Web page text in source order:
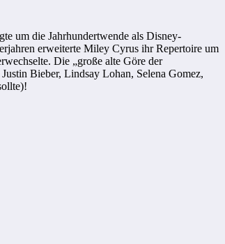
um die Jahrhundertwende als Disney-
erweiterte Miley Cyrus ihr Repertoire um
Die „große alte Göre der
Bieber, Lindsay Lohan, Selena Gomez,